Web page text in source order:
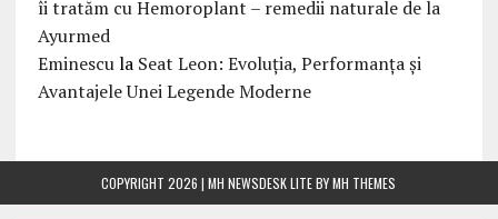
îi tratăm cu Hemoroplant – remedii naturale de la
Ayurmed
Eminescula Seat Leon: Evoluția, Performanța și
Avantajele Unei Legende Moderne
COPYRIGHT 2026 | MH NEWSDESK LITE BYMH THEMES